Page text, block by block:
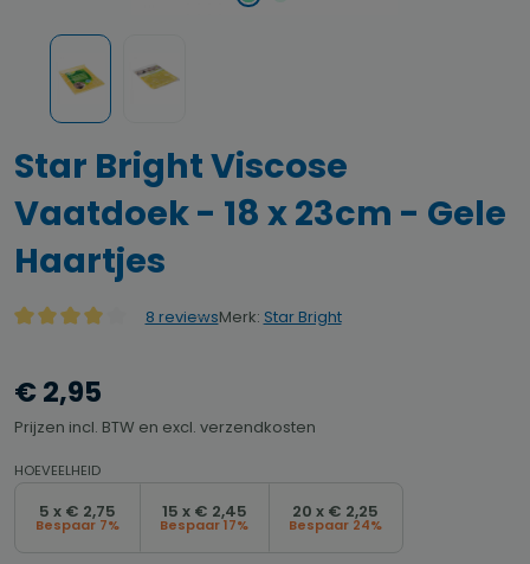
Star Bright Viscose
Vaatdoek - 18 x 23cm - Gele
Haartjes
8 reviewsMerk: Star Bright
€ 2,95
Prijzen incl. BTW en excl. verzendkosten
HOEVEELHEID
5 x € 2,75
Bespaar 7%
15 x € 2,45
Bespaar 17%
20 x € 2,25
Bespaar 24%